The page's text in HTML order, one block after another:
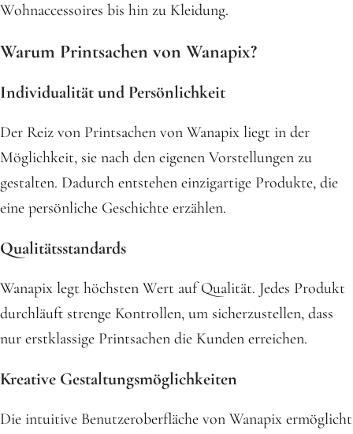
Wohnaccessoires bis hin zu Kleidung.
Warum Printsachen von Wanapix?
Individualität und Persönlichkeit
Der Reiz von Printsachen von Wanapix liegt in der
Möglichkeit, sie nach den eigenen Vorstellungen zu
gestalten. Dadurch entstehen einzigartige Produkte, die
eine persönliche Geschichte erzählen.
Qualitätsstandards
Wanapix legt höchsten Wert auf Qualität. Jedes Produkt
durchläuft strenge Kontrollen, um sicherzustellen, dass
nur erstklassige Printsachen die Kunden erreichen.
Kreative Gestaltungsmöglichkeiten
Die intuitive Benutzeroberfläche von Wanapix ermöglicht